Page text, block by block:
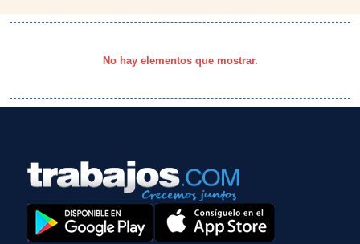
No hay elementos que mostrar.